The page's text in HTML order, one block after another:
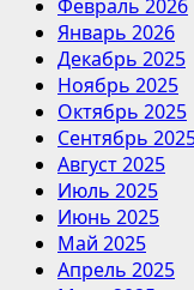
Февраль 2026
Январь 2026
Декабрь 2025
Ноябрь 2025
Октябрь 2025
Сентябрь
Август 2025
Июль 2025
Июнь 2025
Май 2025
Апрель 2025